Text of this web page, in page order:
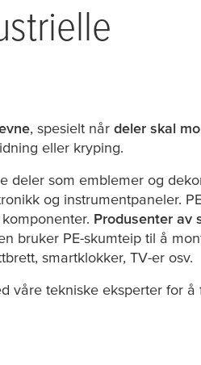
, spesielt når deler skal
eller kryping.
deler som emblemer og
og instrumentpaneler.
Produsenter av
bruker PE-skumteip til å
smartklokker, TV-er osv.
våre tekniske eksperter for å